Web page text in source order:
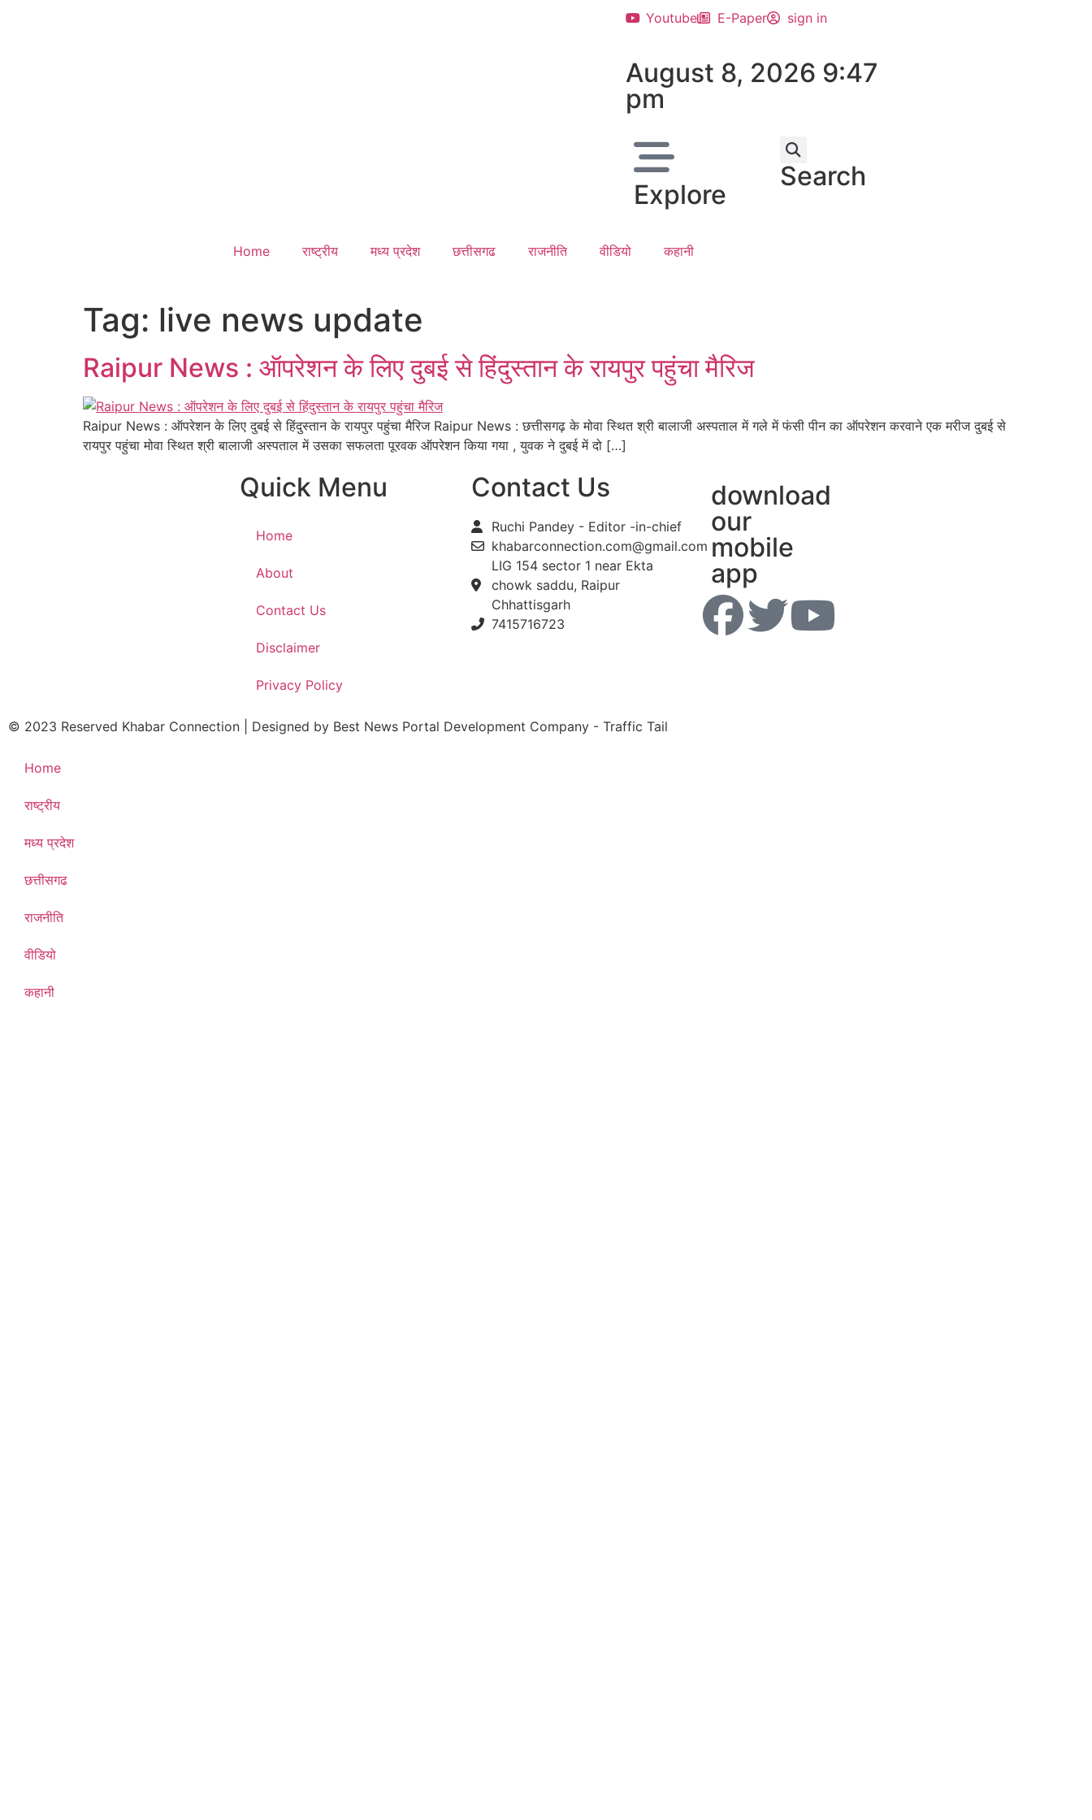
Youtube E-Paper sign in
August 8, 2026 9:47
pm
Explore
Search
Home राष्ट्रीय मध्य प्रदेश छत्तीसगढ राजनीति वीडियो कहानी
Tag: live news update
Raipur News : ऑपरेशन के लिए दुबई से हिंदुस्तान के रायपुर पहुंचा मैरिज
Raipur News : ऑपरेशन के लिए दुबई से हिंदुस्तान के रायपुर पहुंचा मैरिज Raipur News : छत्तीसगढ़ के मोवा स्थित श्री बालाजी अस्पताल में गले में फंसी पीन का ऑपरेशन करवाने एक मरीज दुबई से
रायपुर पहुंचा मोवा स्थित श्री बालाजी अस्पताल में उसका सफलता पूरवक ऑपरेशन किया गया , युवक ने दुबई में दो […]
Quick Menu
Home
About
Contact Us
Disclaimer
Privacy Policy
Contact Us
Ruchi Pandey - Editor -in-chief
khabarconnection.com@gmail.com
LIG 154 sector 1 near Ekta
chowk saddu, Raipur
Chhattisgarh
7415716723
download
our
mobile
app
© 2023 Reserved Khabar Connection | Designed by Best News Portal Development Company - Traffic Tail
Home
राष्ट्रीय
मध्य प्रदेश
छत्तीसगढ
राजनीति
वीडियो
कहानी